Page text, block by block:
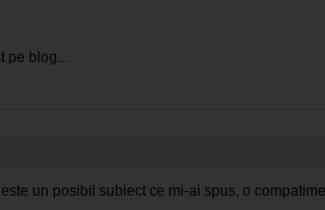
pe blog...
un posibil subiect ce mi-ai spus, o